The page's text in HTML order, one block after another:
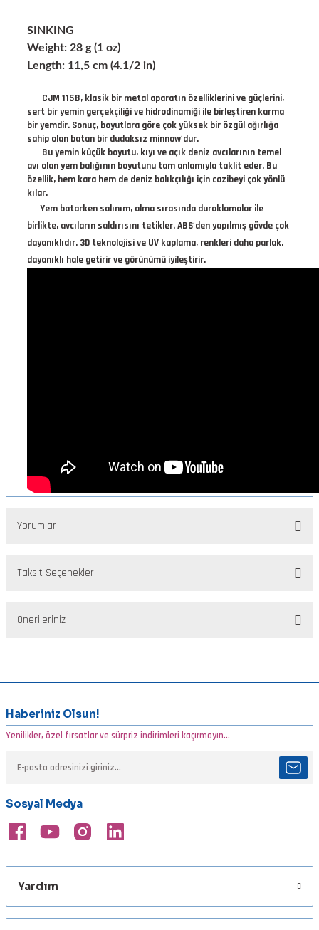
SINKING
Weight: 28 g (1 oz)
Length: 11,5 cm (4.1/2 in)
CJM 115B, klasik bir metal aparatın özelliklerini ve güçlerini,
sert bir yemin gerçekçiliği ve hidrodinamiği ile birleştiren karma
bir yemdir. Sonuç, boyutlara göre çok yüksek bir özgül ağırlığa
sahip olan batan bir dudaksız minnow'dur.
Bu yemin küçük boyutu, kıyı ve açık deniz avcılarının temel
avı olan yem balığının boyutunu tam anlamıyla taklit eder. Bu
özellik, hem kara hem de deniz balıkçılığı için cazibeyi çok yönlü
kılar.
Yem batarken salınım, alma sırasında duraklamalar ile
birlikte, avcıların saldırısını tetikler.ABS'den yapılmış gövde çok
dayanıklıdır. 3D teknolojisi ve UV kaplama, renkleri daha parlak,
dayanıklı hale getirir ve görünümü iyileştirir.
Yorumlar
Taksit Seçenekleri
Önerileriniz
Ürün resmi kalitesiz, bozuk veya görüntülenemiyor.
Ürün açıklamasında eksik bilgiler bulunuyor.
Ürün fiyatı diğer sitelerden daha pahalı.
Bu ürüne benzer farklı alternatifler olmalı.
Gönder
Haberiniz Olsun!
Yenilikler, özel fırsatlar ve sürpriz indirimleri kaçırmayın...
Sosyal Medya
Yardım